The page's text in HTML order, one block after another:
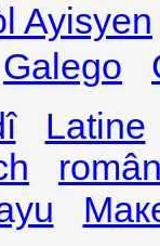
Ayisyen
Galego
Latine